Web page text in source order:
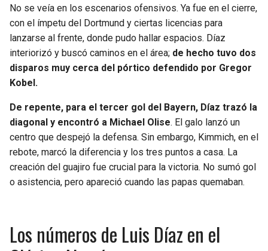
No se veía en los escenarios ofensivos. Ya fue en el cierre,
con el ímpetu del Dortmund y ciertas licencias para
lanzarse al frente, donde pudo hallar espacios. Díaz
interiorizó y buscó caminos en el área; de hecho tuvo dos
disparos muy cerca del pórtico defendido por Gregor
Kobel.
De repente, para el tercer gol del Bayern, Díaz trazó la
diagonal y encontró a Michael Olise. El galo lanzó un
centro que despejó la defensa. Sin embargo, Kimmich, en el
rebote, marcó la diferencia y los tres puntos a casa. La
creación del guajiro fue crucial para la victoria. No sumó gol
o asistencia, pero apareció cuando las papas quemaban.
Los números de Luis Díaz en el